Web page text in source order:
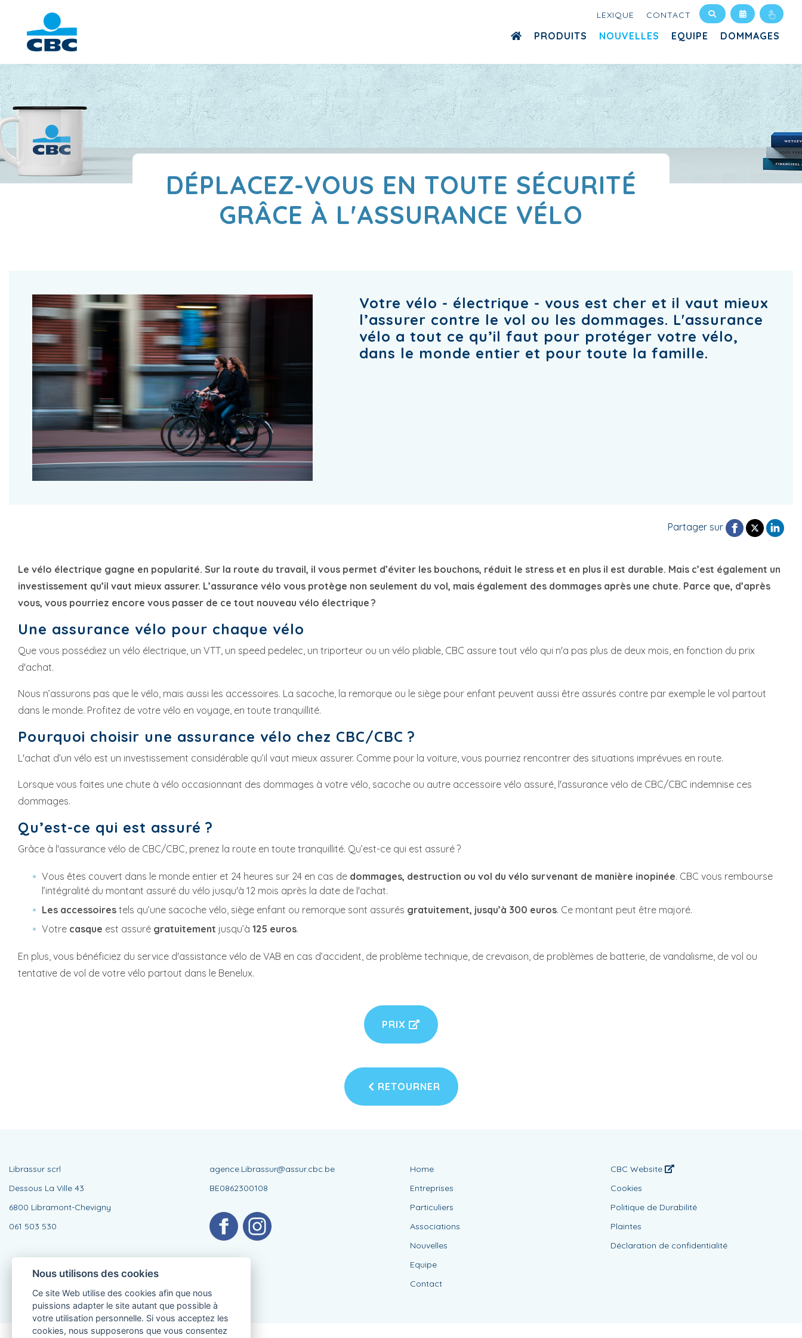
LEXIQUE CONTACT
PRODUITS NOUVELLES EQUIPE DOMMAGES
DÉPLACEZ-VOUS EN TOUTE SÉCURITÉ
GRÂCE À L'ASSURANCE VÉLO
Votre vélo - électrique - vous est cher et il vaut mieux
l’assurer contre le vol ou les dommages. L'assurance
vélo a tout ce qu’il faut pour protéger votre vélo,
dans le monde entier et pour toute la famille.
Partager sur
Le vélo électrique gagne en popularité. Sur la route du travail, il vous permet d’éviter les bouchons, réduit le stress et en plus il est durable. Mais c’est également un
investissement qu’il vaut mieux assurer. L’assurance vélo vous protège non seulement du vol, mais également des dommages après une chute. Parce que, d’après
vous, vous pourriez encore vous passer de ce tout nouveau vélo électrique ?
Une assurance vélo pour chaque vélo
Que vous possédiez un vélo électrique, un VTT, un speed pedelec, un triporteur ou un vélo pliable, CBC assure tout vélo qui n'a pas plus de deux mois, en fonction du prix
d'achat.
Nous n’assurons pas que le vélo, mais aussi les accessoires. La sacoche, la remorque ou le siège pour enfant peuvent aussi être assurés contre par exemple le vol partout
dans le monde. Profitez de votre vélo en voyage, en toute tranquillité.
Pourquoi choisir une assurance vélo chez CBC/CBC ?
L'achat d’un vélo est un investissement considérable qu’il vaut mieux assurer. Comme pour la voiture, vous pourriez rencontrer des situations imprévues en route.
Lorsque vous faites une chute à vélo occasionnant des dommages à votre vélo, sacoche ou autre accessoire vélo assuré, l'assurance vélo de CBC/CBC indemnise ces
dommages.
Qu’est-ce qui est assuré ?
Grâce à l'assurance vélo de CBC/CBC, prenez la route en toute tranquillité. Qu’est-ce qui est assuré ?
Vous êtes couvert dans le monde entier et 24 heures sur 24 en cas de dommages, destruction ou vol du vélo survenant de manière inopinée. CBC vous rembourse
l’intégralité du montant assuré du vélo jusqu'à 12 mois après la date de l'achat.
Les accessoires tels qu’une sacoche vélo, siège enfant ou remorque sont assurés gratuitement, jusqu’à 300 euros. Ce montant peut être majoré.
Votre casque est assuré gratuitement jusqu’à 125 euros.
En plus, vous bénéficiez du service d'assistance vélo de VAB en cas d’accident, de problème technique, de crevaison, de problèmes de batterie, de vandalisme, de vol ou
tentative de vol de votre vélo partout dans le Benelux.
PRIX
RETOURNER
Librassur scrl
Dessous La Ville 43
6800 Libramont-Chevigny
061 503 530
agence.Librassur@assur.cbc.be
BE0862300108
Home
Entreprises
Particuliers
Associations
Nouvelles
Equipe
Contact
CBC Website
Cookies
Politique de Durabilité
Plaintes
Déclaration de confidentialité
Nous utilisons des cookies
Ce site Web utilise des cookies afin que nous
puissions adapter le site autant que possible à
votre utilisation personnelle. Si vous acceptez les
cookies, nous supposerons que vous consentez